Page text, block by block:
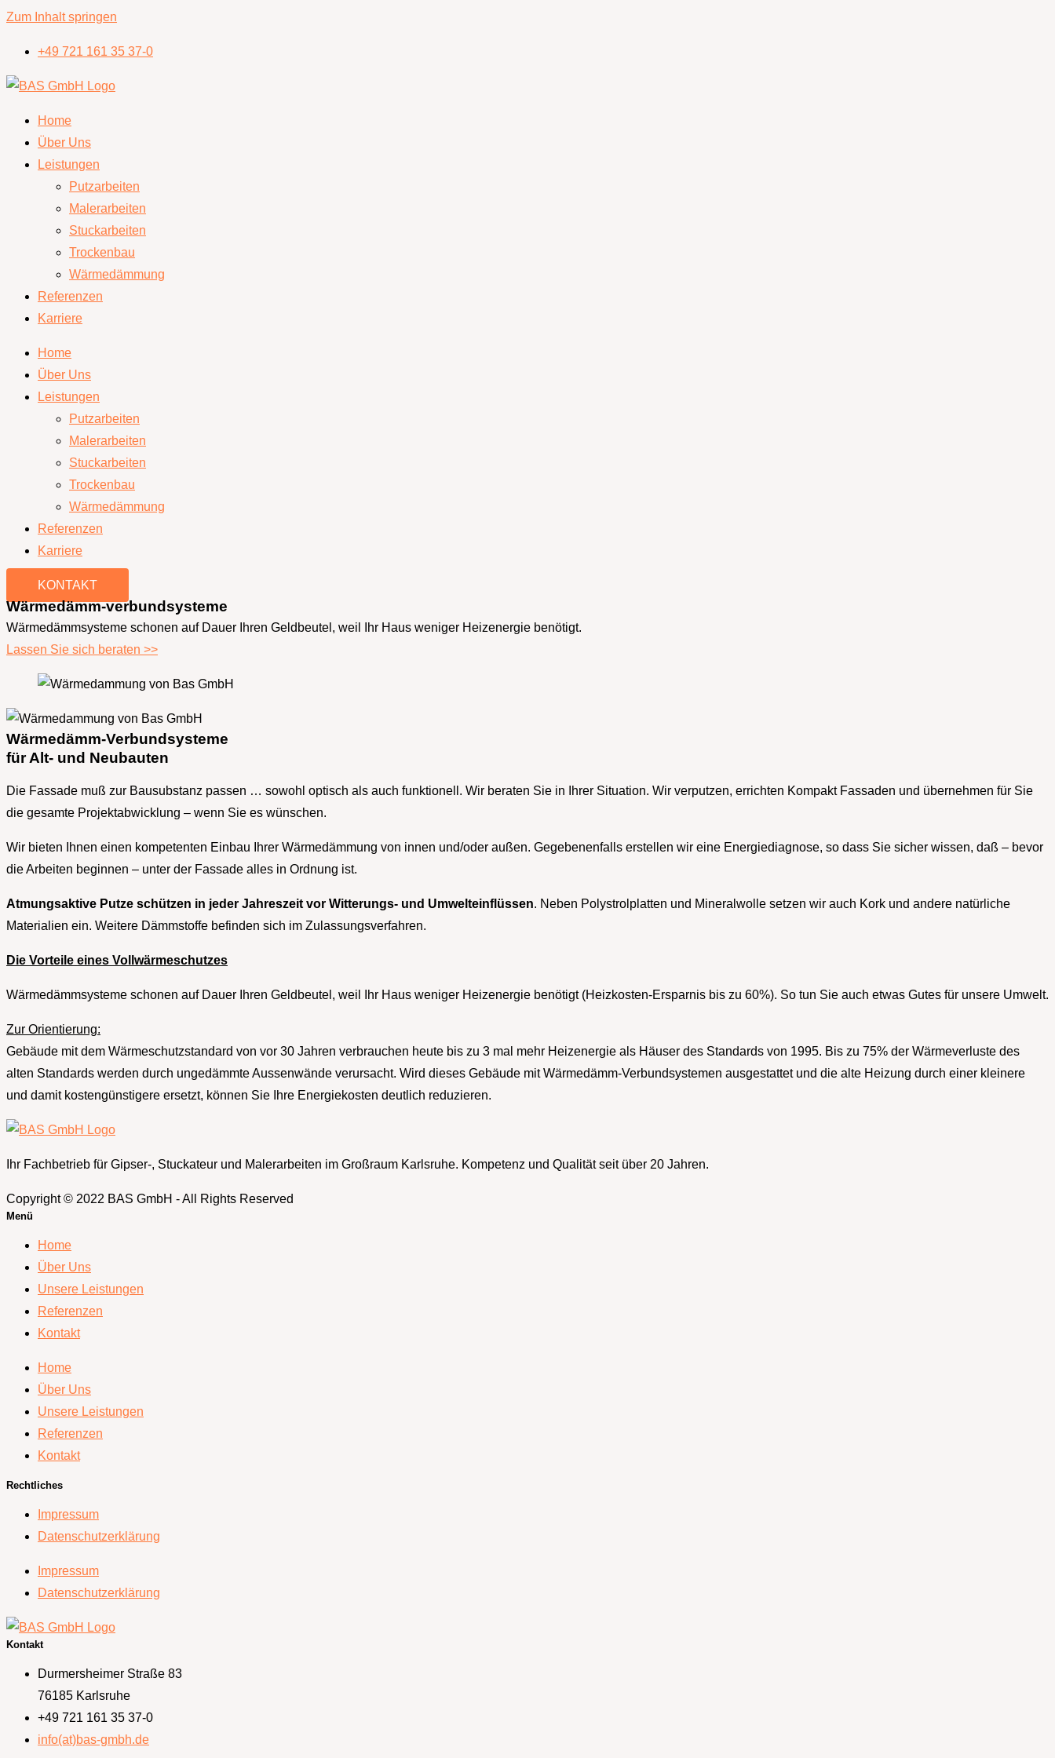
Zum Inhalt springen
+49 721 161 35 37-0
Home
Über Uns
Leistungen
Putzarbeiten
Malerarbeiten
Stuckarbeiten
Trockenbau
Wärmedämmung
Referenzen
Karriere
Home
Über Uns
Leistungen
Putzarbeiten
Malerarbeiten
Stuckarbeiten
Trockenbau
Wärmedämmung
Referenzen
Karriere
KONTAKT
Wärmedämm-verbundsysteme
Wärmedämmsysteme schonen auf Dauer Ihren Geldbeutel, weil Ihr Haus weniger Heizenergie benötigt.
Lassen Sie sich beraten >>
Wärmedämm-Verbundsysteme
für Alt- und Neubauten
Die Fassade muß zur Bausubstanz passen … sowohl optisch als auch funktionell. Wir beraten Sie in Ihrer Situation. Wir verputzen, errichten Kompakt Fassaden und übernehmen für Sie
die gesamte Projektabwicklung – wenn Sie es wünschen.
Wir bieten Ihnen einen kompetenten Einbau Ihrer Wärmedämmung von innen und/oder außen. Gegebenenfalls erstellen wir eine Energiediagnose, so dass Sie sicher wissen, daß – bevor
die Arbeiten beginnen – unter der Fassade alles in Ordnung ist.
Atmungsaktive Putze schützen in jeder Jahreszeit vor Witterungs- und Umwelteinflüssen. Neben Polystrolplatten und Mineralwolle setzen wir auch Kork und andere natürliche
Materialien ein. Weitere Dämmstoffe befinden sich im Zulassungsverfahren.
Die Vorteile eines Vollwärmeschutzes
Wärmedämmsysteme schonen auf Dauer Ihren Geldbeutel, weil Ihr Haus weniger Heizenergie benötigt (Heizkosten-Ersparnis bis zu 60%). So tun Sie auch etwas Gutes für unsere Umwelt.
Zur Orientierung:
Gebäude mit dem Wärmeschutzstandard von vor 30 Jahren verbrauchen heute bis zu 3 mal mehr Heizenergie als Häuser des Standards von 1995. Bis zu 75% der Wärmeverluste des
alten Standards werden durch ungedämmte Aussenwände verursacht. Wird dieses Gebäude mit Wärmedämm-Verbundsystemen ausgestattet und die alte Heizung durch einer kleinere
und damit kostengünstigere ersetzt, können Sie Ihre Energiekosten deutlich reduzieren.
Ihr Fachbetrieb für Gipser-, Stuckateur und Malerarbeiten im Großraum Karlsruhe. Kompetenz und Qualität seit über 20 Jahren.
Copyright © 2022 BAS GmbH - All Rights Reserved
Menü
Home
Über Uns
Unsere Leistungen
Referenzen
Kontakt
Home
Über Uns
Unsere Leistungen
Referenzen
Kontakt
Rechtliches
Impressum
Datenschutzerklärung
Impressum
Datenschutzerklärung
Kontakt
Durmersheimer Straße 83
76185 Karlsruhe
+49 721 161 35 37-0
info(at)bas-gmbh.de